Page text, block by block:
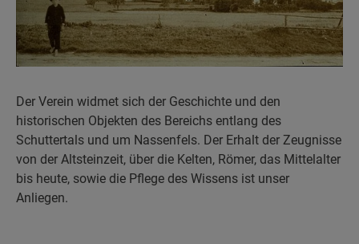
Der Verein widmet sich der Geschichte und den
historischen Objekten des Bereichs entlang des
Schuttertals und um Nassenfels. Der Erhalt der Zeugnisse
von der Altsteinzeit, über die Kelten, Römer, das Mittelalter
bis heute, sowie die Pflege des Wissens ist unser
Anliegen.